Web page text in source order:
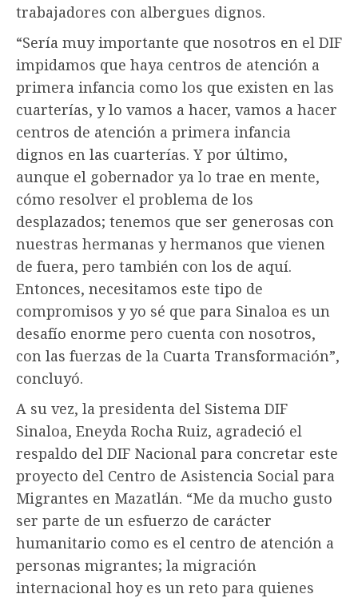
trabajadores con albergues dignos.
“Sería muy importante que nosotros en el DIF
impidamos que haya centros de atención a
primera infancia como los que existen en las
cuarterías, y lo vamos a hacer, vamos a hacer
centros de atención a primera infancia
dignos en las cuarterías. Y por último,
aunque el gobernador ya lo trae en mente,
cómo resolver el problema de los
desplazados; tenemos que ser generosas con
nuestras hermanas y hermanos que vienen
de fuera, pero también con los de aquí.
Entonces, necesitamos este tipo de
compromisos y yo sé que para Sinaloa es un
desafío enorme pero cuenta con nosotros,
con las fuerzas de la Cuarta Transformación”,
concluyó.
A su vez, la presidenta del Sistema DIF
Sinaloa, Eneyda Rocha Ruiz, agradeció el
respaldo del DIF Nacional para concretar este
proyecto del Centro de Asistencia Social para
Migrantes en Mazatlán. “Me da mucho gusto
ser parte de un esfuerzo de carácter
humanitario como es el centro de atención a
personas migrantes; la migración
internacional hoy es un reto para quienes